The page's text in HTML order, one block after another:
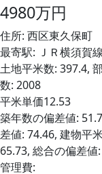
4980万円
住所: 西区東久保町
最寄駅: ＪＲ横須賀
土地平米数: 397.4,
数: 2008
平米単価12.53
築年数の偏差値:
差値: 74.46, 建物平
65.73, 総合の偏差値
管理費: